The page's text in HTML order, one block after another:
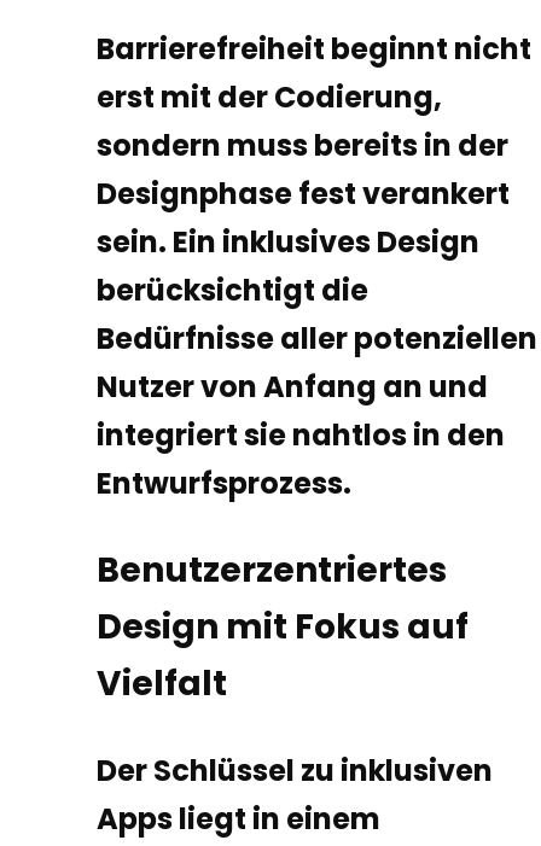
Barrierefreiheit beginnt nicht
erst mit der Codierung,
sondern muss bereits in der
Designphase fest verankert
sein. Ein inklusives Design
berücksichtigt die
Bedürfnisse aller potenziellen
Nutzer von Anfang an und
integriert sie nahtlos in den
Entwurfsprozess.
Benutzerzentriertes
Design mit Fokus auf
Vielfalt
Der Schlüssel zu inklusiven
Apps liegt in einem